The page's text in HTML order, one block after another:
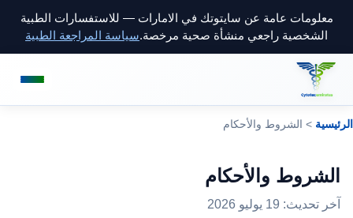
معلومات عامة عن سايتوتك في الامارات — للاستفسارات الطبية
الشخصية راجعي منشأة صحية مرخصة.سياسة المراجعة الطبية
الرئيسية > الشروط والأحكام
الشروط والأحكام
آخر تحديث: 19 يوليو 2026